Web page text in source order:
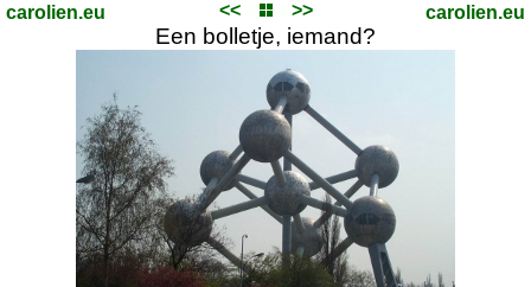
carolien.eu << >> carolien.eu
Een bolletje, iemand?